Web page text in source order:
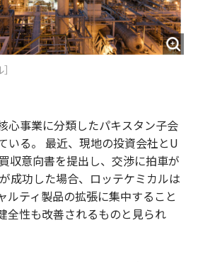
心事業に分類したパキスタン子会
いる。 最近、現地の投資会社とU
収意向書を提出し、交渉に拍車が
成功した場合、ロッテケミカルは
ルティ製品の拡張に集中すること
全性も改善されるものと見られ